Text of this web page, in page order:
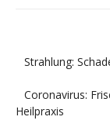
Strahlung:
Coronavirus:
Heilpraxis